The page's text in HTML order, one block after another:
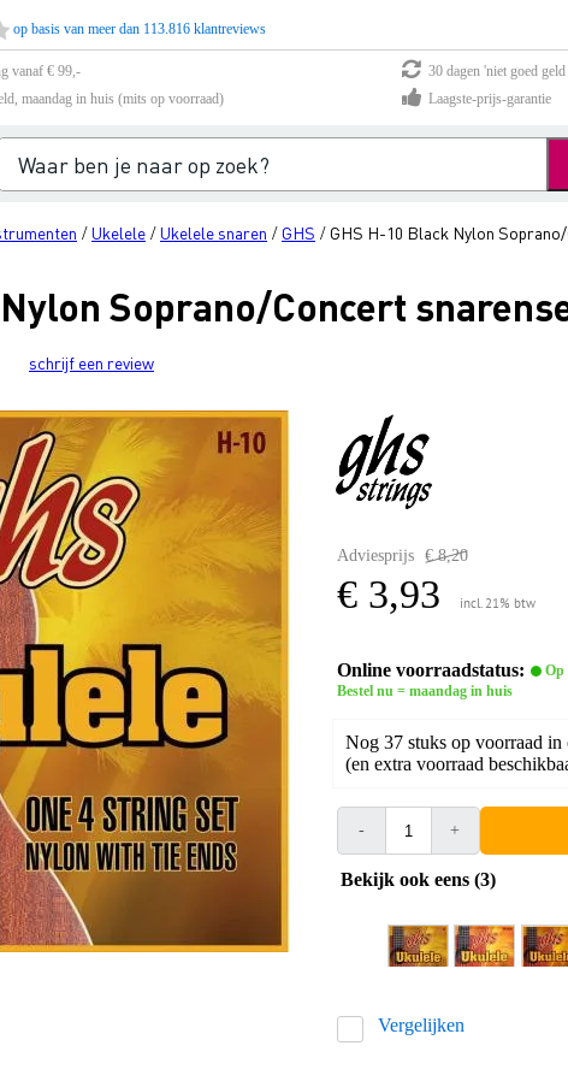
op basis van meer dan 113.816 klantreviews
vanaf € 99,-
30 dagen 'niet goed
maandag in huis (mits op voorraad)
Laagste-prijs-garantie
/Ukelele /Ukelele snaren / GHS / GHS H-10 Black Nylon
Soprano/Concert
schrijf een review
Adviesprijs € 8,20
€ 3,93 incl. 21% btw
Online voorraadstatus:
Op
Bestel nu = maandag in huis
Nog 37 stuks op voorraad in
(en extra voorraad
- +
Bekijk ook eens (3)
Vergelijken